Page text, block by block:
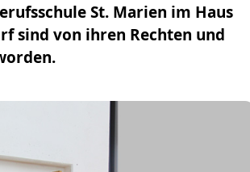
St. Marien im Haus
sind von ihren Rechten und